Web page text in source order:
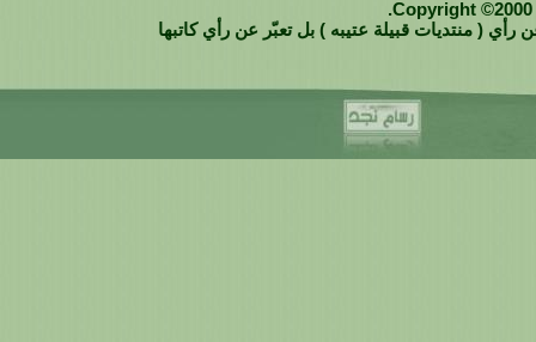
Copyright ©2000
رأي ( منتديات قبيلة عتيبه ) بل تعبّر عن رأي كاتبها